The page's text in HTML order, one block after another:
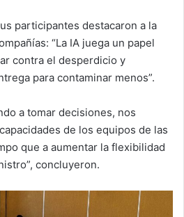
participantes destacaron a la
“La IA juega un papel
contra el desperdicio y
para contaminar menos”.
a tomar decisiones, nos
de los equipos de las
que a aumentar la flexibilidad
concluyeron.